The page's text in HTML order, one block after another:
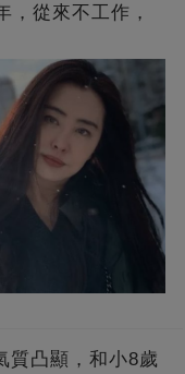
，從來不工作，
質凸顯，和小8歲